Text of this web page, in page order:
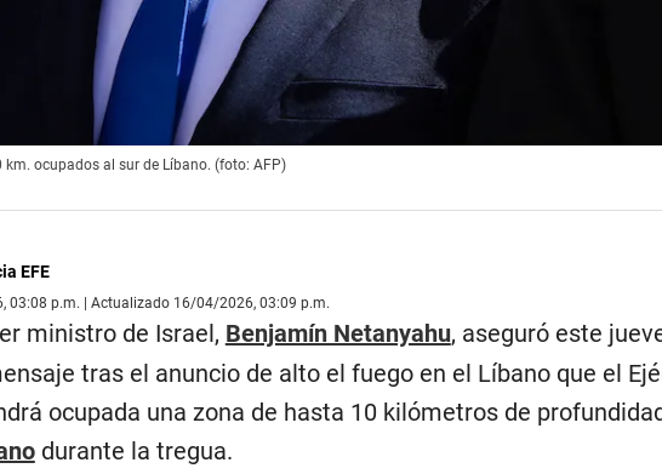
ocupados al sur de Líbano. (foto: AFP)
EFE
03:08 p.m. | Actualizado 16/04/2026, 03:09 p.m.
ministro de Israel, Benjamín Netanyahu, aseguró este
tras el anuncio de alto el fuego en el Líbano que el
ocupada una zona de hasta 10 kilómetros de
durante la tregua.